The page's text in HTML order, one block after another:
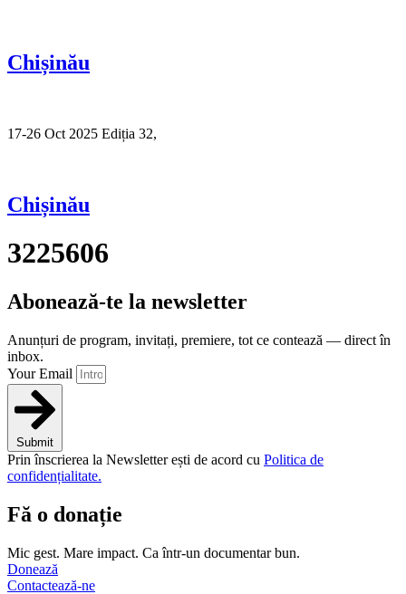
Chișinău
17-26 Oct 2025 Ediția 32,
Chișinău
3225606
Abonează-te la newsletter
Anunțuri de program, invitați, premiere, tot ce contează — direct în
inbox.
Your Email
Submit
Prin înscrierea la Newsletter ești de acord cu Politica de
confidențialitate.
Fă o donație
Mic gest. Mare impact. Ca într-un documentar bun.
Donează
Contactează-ne